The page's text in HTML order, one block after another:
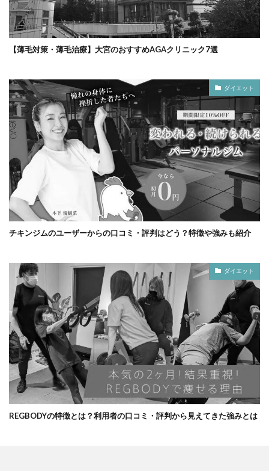
【薄毛対策・薄毛治療】大宮のおすすめAGAクリニック7選
ダイエット
チキンジムのユーザーからの口コミ・評判はどう？特徴や強みも紹介
ダイエット
REGBODYの特徴とは？利用者の口コミ・評判から見えてきた強みとは